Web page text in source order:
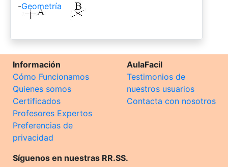
-Geometría
Información
Cómo Funcionamos
Quienes somos
Certificados
Profesores Expertos
Preferencias de
privacidad
AulaFacil
Testimonios de
nuestros usuarios
Contacta con nosotros
Síguenos en nuestras RR.SS.